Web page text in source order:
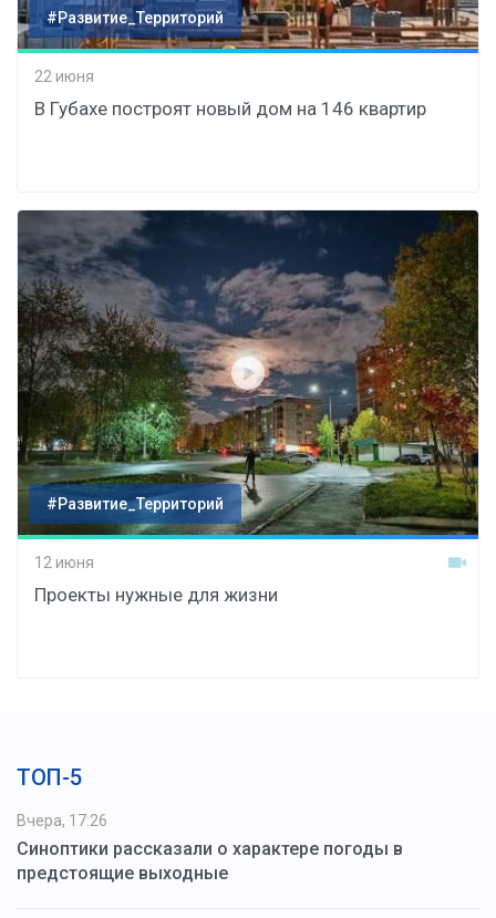
#Развитие_Территорий
22 июня
В Губахе построят новый дом на 146 квартир
#Развитие_Территорий
12 июня
Проекты нужные для жизни
ТОП-5
Вчера, 17:26
Синоптики рассказали о характере погоды в
предстоящие выходные